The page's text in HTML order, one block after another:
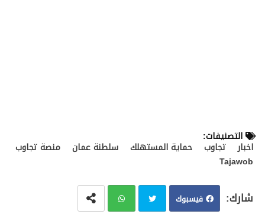
التصنيفات:
اخبار تجاوب حماية المستهلك سلطنة عمان
منصة تجاوب
Tajawob
فيسبوك